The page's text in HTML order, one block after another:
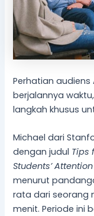
Perhatian
berjalannya
langkah khusus
Michael dari
dengan judul Tips
Students’
menurut
rata dari seorang
menit. Periode ini